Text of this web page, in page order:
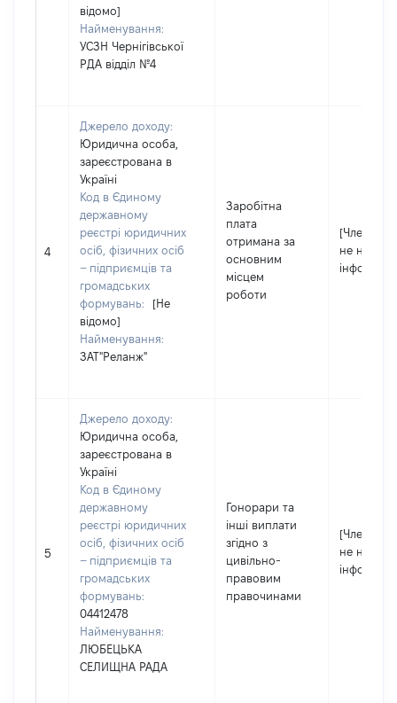
відомо]
Найменування:
УСЗН Чернігівської
РДА відділ №4
4
Джерело доходу:
Юридична особа,
зареєстрована в
Україні
Код в Єдиному
державному
реєстрі юридичних
осіб, фізичних осіб
– підприємців та
громадських
формувань:
[Не
відомо]
Найменування:
ЗАТ"Реланж"
Заробітна
плата
отримана за
основним
місцем
роботи
[Член сім'ї
не надав
5
Джерело доходу:
Юридична особа,
зареєстрована в
Україні
Код в Єдиному
державному
реєстрі юридичних
осіб, фізичних осіб
– підприємців та
громадських
формувань:
04412478
Найменування:
ЛЮБЕЦЬКА
СЕЛИЩНА РАДА
Гонорари та
інші виплати
згідно з
цивільно-
правовим
правочинами
[Член сім'ї
не надав